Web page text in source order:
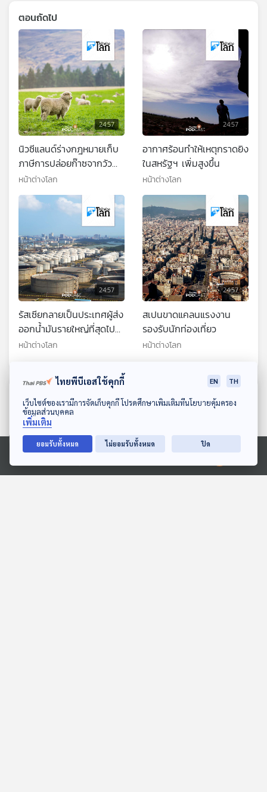
ดาวน์โหลด Thai PBS Podcast Application
Ⓒ 2020 องค์การกระจายเสียงและแพร่ภาพสาธารณะแห่งประเทศไทย
ตอนถัดไป
24:57
นิวซีแลนด์ร่างกฎหมายเก็บ
ภาษีการปล่อยก๊าซจากวัว
และแกะ
หน้าต่างโลก
24:57
อากาศร้อนทำให้เหตุกราดยิง
ในสหรัฐฯ เพิ่มสูงขึ้น
หน้าต่างโลก
24:57
รัสเซียกลายเป็นประเทศผู้ส่ง
ออกน้ำมันรายใหญ่ที่สุดไป
ยังจีน
หน้าต่างโลก
24:57
สเปนขาดแคลนแรงงาน
รองรับนักท่องเที่ยว
หน้าต่างโลก
ตอนที่เกี่ยวข้อง
ไทยพีบีเอสใช้คุกกี้ EN TH
เว็บไซต์ของเรามีการจัดเก็บคุกกี้ โปรดศึกษาเพิ่มเติมที่นโยบายคุ้มครอง
ข้อมูลส่วนบุคคล
เพิ่มเติม
ยอมรับทั้งหมด ไม่ยอมรับทั้งหมด ปิด